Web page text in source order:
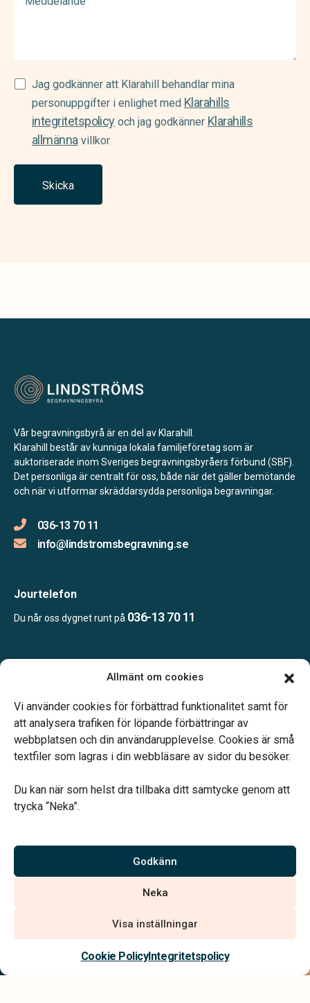
Allmänt om cookies
Vi använder cookies för förbättrad funktionalitet samt för
att analysera trafiken för löpande förbättringar av
webbplatsen och din användarupplevelse. Cookies är små
textfiler som lagras i din webbläsare av sidor du besöker.
Du kan när som helst dra tillbaka ditt samtycke genom att
trycka “Neka”.
Godkänn
Neka
Visa inställningar
Cookie PolicyIntegritetspolicy
Samtycke
(Required)
Jag godkänner att Klarahill behandlar mina
personuppgifter i enlighet med Klarahills
integritetspolicyoch jag godkänner Klarahills
allmännavillkor
Skicka
Kontakta oss
Vår begravningsbyrå är en del av Klarahill.
Klarahill består av kunniga lokala familjeföretag som är
auktoriserade inom Sveriges begravningsbyråers förbund (SBF).
Det personliga är centralt för oss, både när det gäller bemötande
och när vi utformar skräddarsydda personliga begravningar.
036-13 70 11
info@lindstromsbegravning.se
Jourtelefon
Du når oss dygnet runt på 036-13 70 11
Telefonjour dygnet runt.
Vårt systerbolag Verahill hjälper dig med familjejuridiken –
Vi är auktoriserade av Sveriges Begravningsbyråers Förbund och
har högt ställda krav på utbildning, kvalitet, miljö och arbetsmiljö.